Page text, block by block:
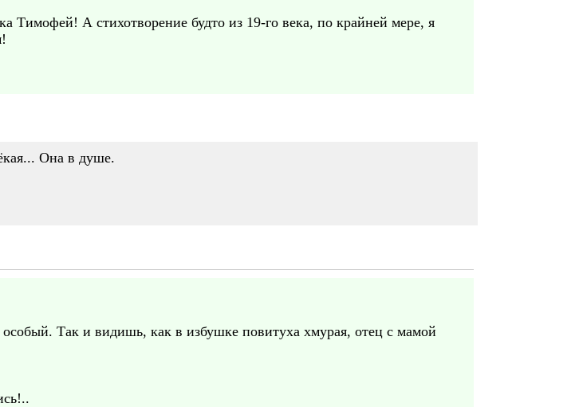
Тимофей! А стихотворение будто из 19-го века, по крайней мере, я
Она в душе.
Так и видишь, как в избушке повитуха хмурая, отец с мамой